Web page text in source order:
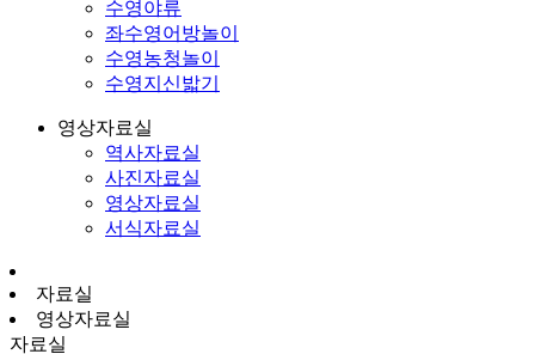
수영야류
좌수영어방놀이
수영농청놀이
수영지신밟기
영상자료실
역사자료실
사진자료실
영상자료실
서식자료실
자료실
영상자료실
자료실